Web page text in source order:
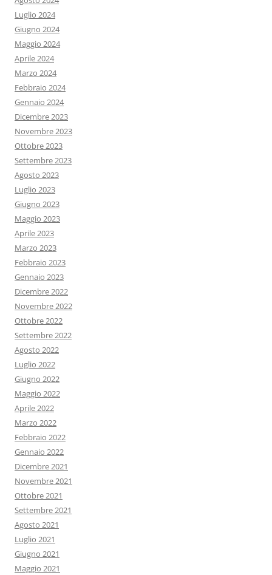
Luglio 2024
Giugno 2024
Maggio 2024
Aprile 2024
Marzo 2024
Febbraio 2024
Gennaio 2024
Dicembre 2023
Novembre 2023
Ottobre 2023
Settembre 2023
Agosto 2023
Luglio 2023
Giugno 2023
Maggio 2023
Aprile 2023
Marzo 2023
Febbraio 2023
Gennaio 2023
Dicembre 2022
Novembre 2022
Ottobre 2022
Settembre 2022
Agosto 2022
Luglio 2022
Giugno 2022
Maggio 2022
Aprile 2022
Marzo 2022
Febbraio 2022
Gennaio 2022
Dicembre 2021
Novembre 2021
Ottobre 2021
Settembre 2021
Agosto 2021
Luglio 2021
Giugno 2021
Maggio 2021